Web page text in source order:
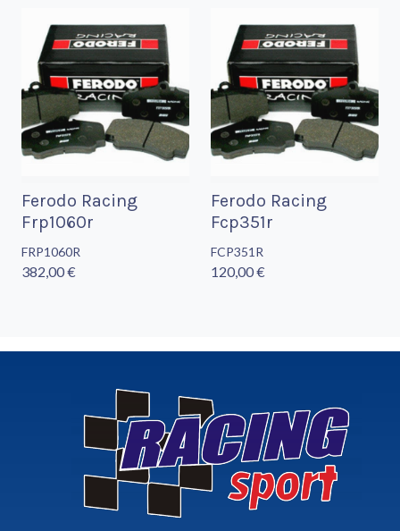
Ferodo Racing
Frp1060r
FRP1060R
382,00 €
Ferodo Racing
Fcp351r
FCP351R
120,00 €